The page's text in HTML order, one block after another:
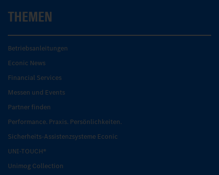
THEMEN
Betriebsanleitungen
Econic News
Financial Services
Messen und Events
Partner finden
Performance. Praxis. Persönlichkeiten.
Sicherheits-Assistenzsysteme Econic
UNI-TOUCH®
Unimog Collection